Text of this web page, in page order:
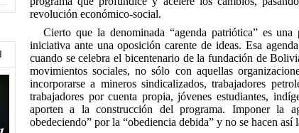
revolución económico-social.
Cierto que la denominada “agenda patriótica” es
iniciativa ante una oposición carente de ideas. Esa
cuando se celebra el bicentenario de la fundación de
movimientos sociales, no sólo con aquellas
incorporarse a mineros sindicalizados, trabajadores
trabajadores por cuenta propia, jóvenes estudiantes,
aporten a la construcción del programa. Imponer la
obedeciendo” por la “obediencia debida” y no se hacen así